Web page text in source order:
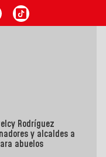
Rodríguez
y alcaldes a
abuelos